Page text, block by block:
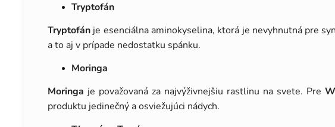
Tryptofán
Tryptofán je esenciálna aminokyselina, ktorá je nevyhnutná pre
a to aj v prípade nedostatku spánku.
Moringa
Moringa je považovaná za najvýživnejšiu rastlinu na svete. Pre
produktu jedinečný a osviežujúci nádych.